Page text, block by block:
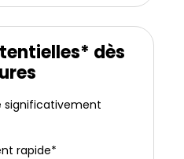
dès
significativement
rapide*